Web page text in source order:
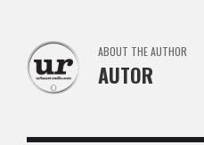
ABOUT THE AUTHOR
AUTOR